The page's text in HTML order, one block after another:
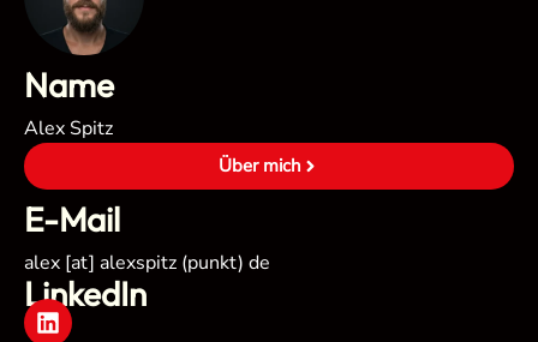
Name
Alex Spitz
Über mich
E-Mail
alex [at] alexspitz (punkt) de
LinkedIn